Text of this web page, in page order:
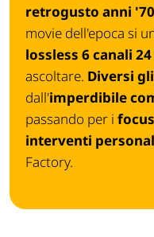
retrogusto anni '70
movie dell'epoca si
lossless 6 canali
ascoltare. Diversi
dall'imperdibile
passando per i
interventi
Factory.